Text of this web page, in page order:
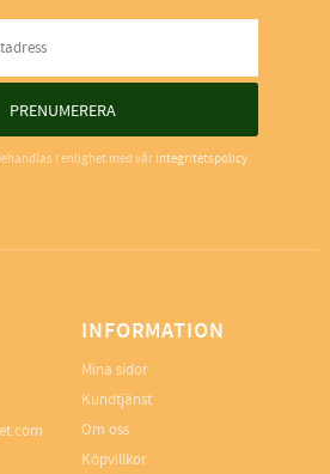
PRENUMERERA
i enlighet med vår integritetspolicy.
INFORMATION
Mina sidor
Kundtjänst
Om oss
Köpvillkor